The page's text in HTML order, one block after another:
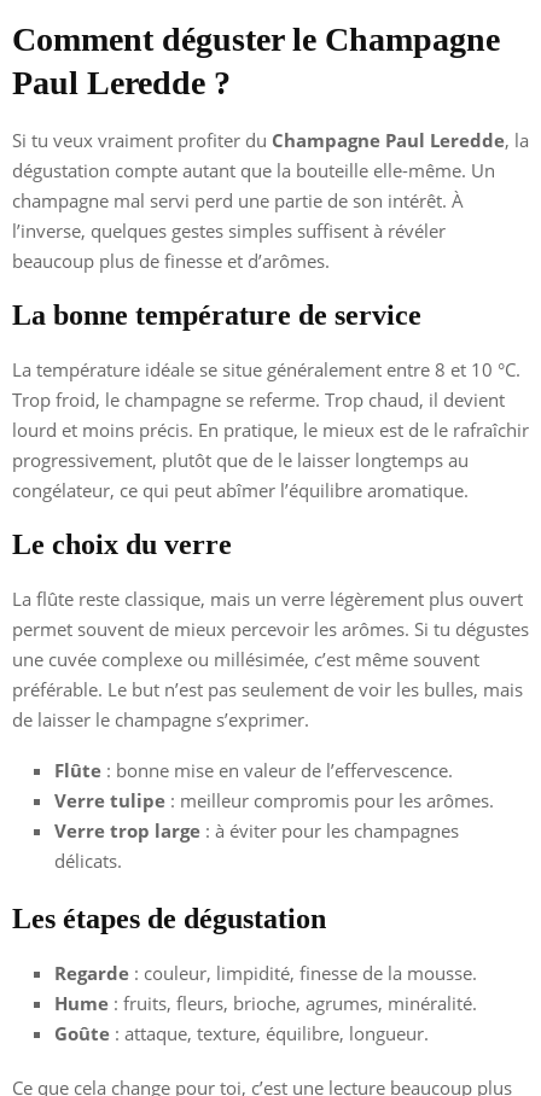
Comment déguster le Champagne
Paul Leredde ?
Si tu veux vraiment profiter du Champagne Paul Leredde, la
dégustation compte autant que la bouteille elle-même. Un
champagne mal servi perd une partie de son intérêt. À
l’inverse, quelques gestes simples suffisent à révéler
beaucoup plus de finesse et d’arômes.
La bonne température de service
La température idéale se situe généralement entre 8 et 10 °C.
Trop froid, le champagne se referme. Trop chaud, il devient
lourd et moins précis. En pratique, le mieux est de le rafraîchir
progressivement, plutôt que de le laisser longtemps au
congélateur, ce qui peut abîmer l’équilibre aromatique.
Le choix du verre
La flûte reste classique, mais un verre légèrement plus ouvert
permet souvent de mieux percevoir les arômes. Si tu dégustes
une cuvée complexe ou millésimée, c’est même souvent
préférable. Le but n’est pas seulement de voir les bulles, mais
de laisser le champagne s’exprimer.
Flûte : bonne mise en valeur de l’effervescence.
Verre tulipe : meilleur compromis pour les arômes.
Verre trop large : à éviter pour les champagnes
délicats.
Les étapes de dégustation
Regarde : couleur, limpidité, finesse de la mousse.
Hume : fruits, fleurs, brioche, agrumes, minéralité.
Goûte : attaque, texture, équilibre, longueur.
Ce que cela change pour toi, c’est une lecture beaucoup plus